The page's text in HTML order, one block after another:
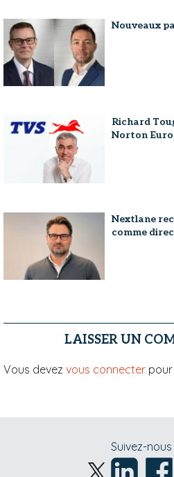
Nouveaux
Richard
Norton
Nextlane
comme
LAISSER UN
Vous devez vous connecter
Suivez-